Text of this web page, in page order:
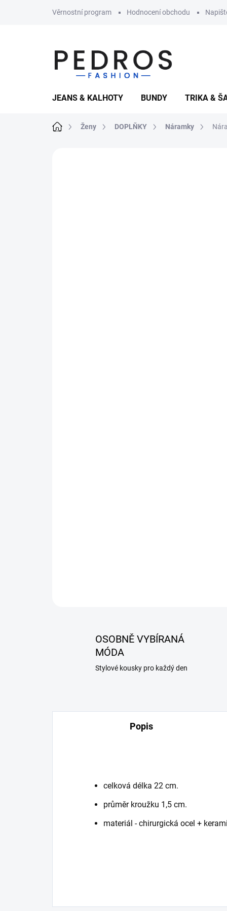
Věrnostní program Hodnocení obchodu
JEANS & KALHOTY BUNDY TRIKA &
Domů Ženy DOPLŇKY Náramky
OSOBNĚ VYBÍRANÁ
MÓDA
Stylové kousky pro každý den
Popis
celková délka 22 cm.
průměr kroužku 1,5 cm.
materiál - chirurgická ocel +